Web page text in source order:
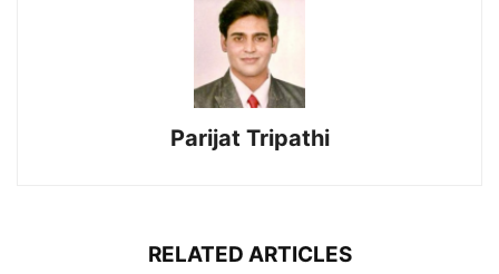
Parijat Tripathi
RELATED ARTICLES